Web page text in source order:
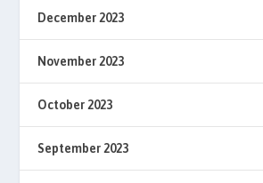
December 2023
November 2023
October 2023
September 2023